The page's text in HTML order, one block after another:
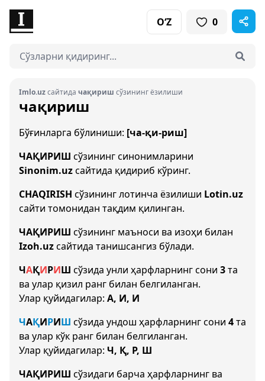
O‘Z 0
Imlo.uzсайтида чақириш сўзининг ёзилиши
чақириш
Бўғинларга бўлиниши: [ча-қи-риш]
ЧАҚИРИШ сўзининг синонимларини
Sinonim.uzсайтида қидириб кўринг.
CHAQIRISH сўзининг лотинча ёзилиши Lotin.uz
сайти томонидан тақдим қилинган.
ЧАҚИРИШ сўзининг маъноси ва изоҳи билан
Izoh.uzсайтида танишсангиз бўлади.
ЧАҚИРИШ сўзида унли ҳарфларнинг сони 3та
ва улар қизил ранг билан белгиланган.
Улар қуйидагилар: А, И, И
ЧАҚИРИШ сўзида ундош ҳарфларнинг сони 4та
ва улар кўк ранг билан белгиланган.
Улар қуйидагилар: Ч, Қ, Р, Ш
ЧАҚИРИШ сўзидаги барча ҳарфларнинг ва